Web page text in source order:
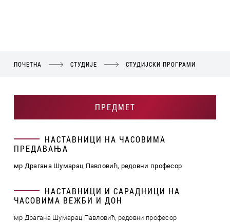
ПОЧЕТНА СТУДИЈЕ СТУДИЈСКИ ПРОГРАМИ
ПРЕДМЕТ
НАСТАВНИЦИ НА ЧАСОВИМА
ПРЕДАВАЊА
мр Драгана Шумарац Павловић, редовни професор
НАСТАВНИЦИ И САРАДНИЦИ НА
ЧАСОВИМА ВЕЖБИ И ДОН
мр Драгана Шумарац Павловић, редовни професор